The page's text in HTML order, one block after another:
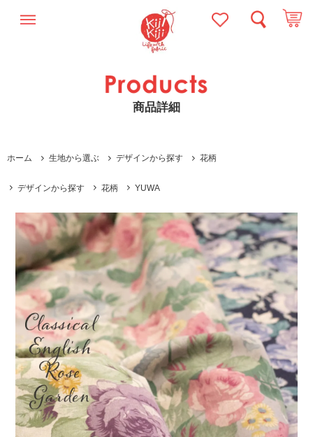
商品詳細
ホーム 生地から選ぶ デザインから探す 花柄
デザインから探す 花柄 YUWA